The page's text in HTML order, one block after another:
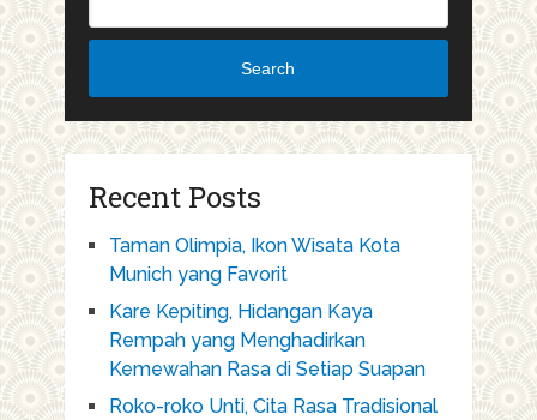
Search
Recent Posts
Taman Olimpia, Ikon Wisata Kota
Munich yang Favorit
Kare Kepiting, Hidangan Kaya
Rempah yang Menghadirkan
Kemewahan Rasa di Setiap Suapan
Roko-roko Unti, Cita Rasa Tradisional